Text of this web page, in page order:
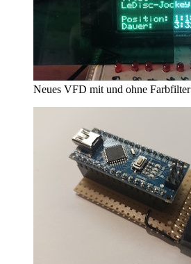
Neues VFD mit und ohne Farbfilter